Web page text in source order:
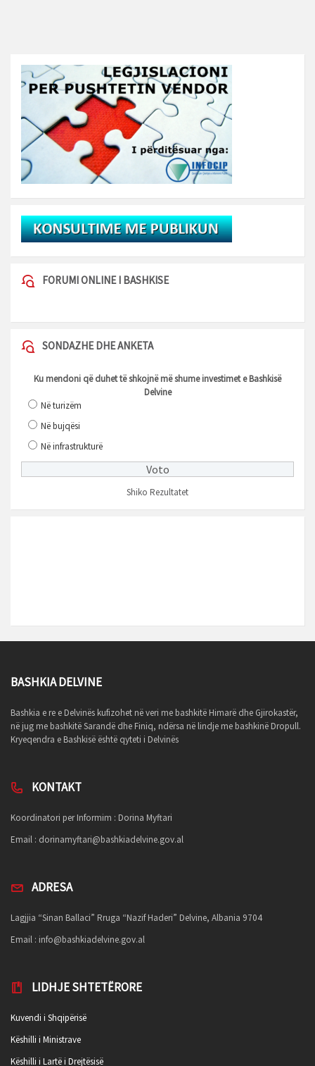
FORUMI ONLINE I BASHKISE
SONDAZHE DHE ANKETA
Ku mendoni që duhet të shkojnë më shume investimet e Bashkisë
Delvine
Në turizëm
Në bujqësi
Në infrastrukturë
Shiko Rezultatet
BASHKIA DELVINE
Bashkia e re e Delvinës kufizohet në veri me bashkitë Himarë dhe Gjirokastër,
në jug me bashkitë Sarandë dhe Finiq, ndërsa në lindje me bashkinë Dropull.
Kryeqendra e Bashkisë është qyteti i Delvinës
KONTAKT
Koordinatori per Informim : Dorina Myftari
Email : dorinamyftari@bashkiadelvine.gov.al
ADRESA
Lagjjia “Sinan Ballaci” Rruga “Nazif Haderi” Delvine, Albania 9704
Email : info@bashkiadelvine.gov.al
LIDHJE SHTETËRORE
Kuvendi i Shqipërisë
Këshilli i Ministrave
Këshilli i Lartë i Drejtësisë